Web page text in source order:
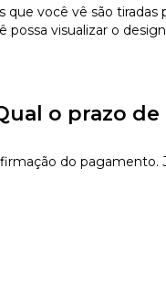
você vê são tiradas
possa visualizar o
o prazo de
do pagamento.